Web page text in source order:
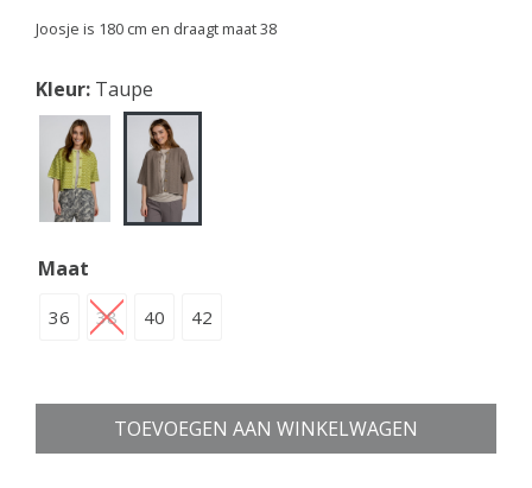
Joosje is 180 cm en draagt maat 38
Kleur: Taupe
Maat
36 38 40 42
TOEVOEGEN AAN WINKELWAGEN